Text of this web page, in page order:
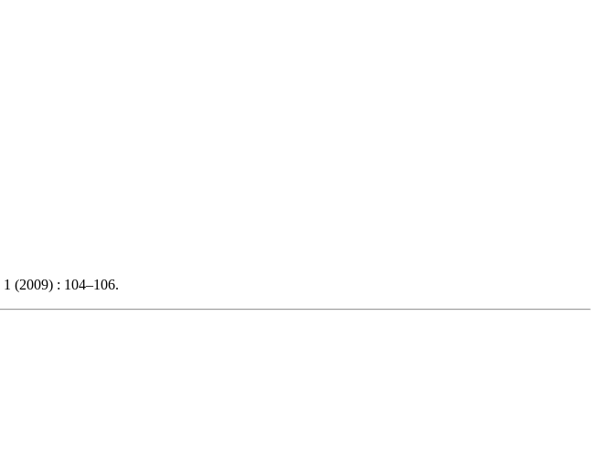
1 (2009) : 104–106.